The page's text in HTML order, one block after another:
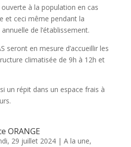
à la population en cas
et ceci même pendant la
de l’établissement.
seront en mesure d’accueillir les
climatisée de 9h à 12h et
un répit dans un espace frais à
ORANGE
29 juillet 2024| A la une,